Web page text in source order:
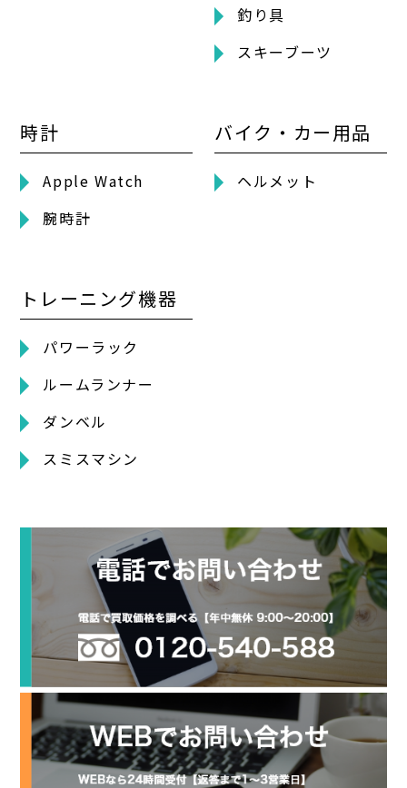
釣り具
スキーブーツ
時計
Apple Watch
腕時計
バイク・カー用品
ヘルメット
トレーニング機器
パワーラック
ルームランナー
ダンベル
スミスマシン